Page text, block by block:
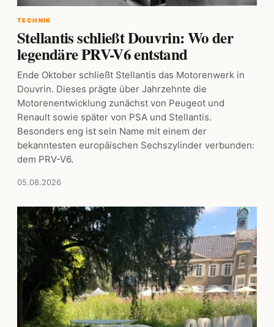
TECHNIK
Stellantis schließt Douvrin: Wo der
legendäre PRV-V6 entstand
Ende Oktober schließt Stellantis das Motorenwerk in
Douvrin. Dieses prägte über Jahrzehnte die
Motorenentwicklung zunächst von Peugeot und
Renault sowie später von PSA und Stellantis.
Besonders eng ist sein Name mit einem der
bekanntesten europäischen Sechszylinder verbunden:
dem PRV-V6.
05.08.2026